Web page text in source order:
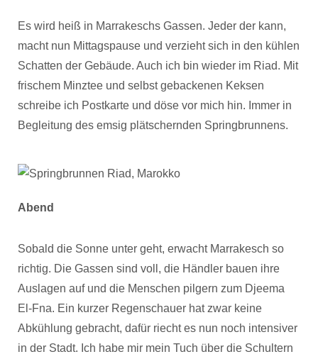
Es wird heiß in Marrakeschs Gassen. Jeder der kann,
macht nun Mittagspause und verzieht sich in den kühlen
Schatten der Gebäude. Auch ich bin wieder im Riad. Mit
frischem Minztee und selbst gebackenen Keksen
schreibe ich Postkarte und döse vor mich hin. Immer in
Begleitung des emsig plätschernden Springbrunnens.
Abend
Sobald die Sonne unter geht, erwacht Marrakesch so
richtig. Die Gassen sind voll, die Händler bauen ihre
Auslagen auf und die Menschen pilgern zum Djeema
El-Fna. Ein kurzer Regenschauer hat zwar keine
Abkühlung gebracht, dafür riecht es nun noch intensiver
in der Stadt. Ich habe mir mein Tuch über die Schultern